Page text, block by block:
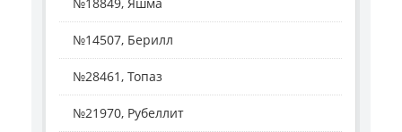
№14507, Берилл
№28461, Топаз
№21970, Рубеллит